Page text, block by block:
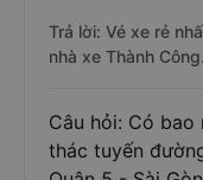
Trả lời: Vé xe rẻ
nhà xe Thành Công.
Câu hỏi: Có bao
thác tuyến